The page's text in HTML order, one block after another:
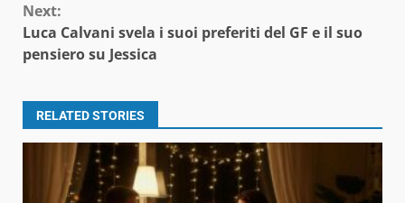
Next:
Luca Calvani svela i suoi preferiti del GF e il suo
pensiero su Jessica
RELATED STORIES